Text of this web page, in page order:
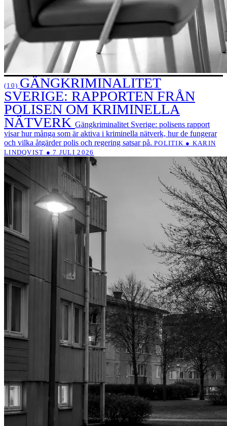
(10) GÄNGKRIMINALITET
SVERIGE: RAPPORTEN FRÅN
POLISEN OM KRIMINELLA
NÄTVERK Gängkriminalitet Sverige: polisens rapport
visar hur många som är aktiva i kriminella nätverk, hur de fungerar
och vilka åtgärder polis och regering satsar på. POLITIK ● KARIN
LINDQVIST ● 7 JULI 2026